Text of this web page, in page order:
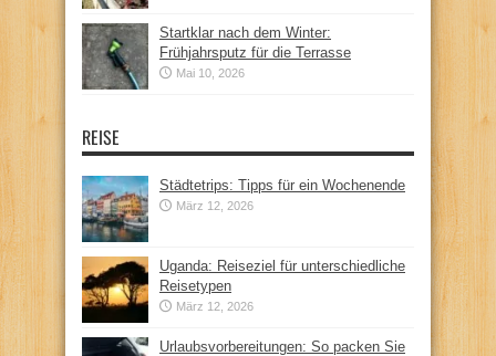
Startklar nach dem Winter:
Frühjahrsputz für die Terrasse
Mai 10, 2026
REISE
Städtetrips: Tipps für ein Wochenende
März 12, 2026
Uganda: Reiseziel für unterschiedliche
Reisetypen
März 12, 2026
Urlaubsvorbereitungen: So packen Sie